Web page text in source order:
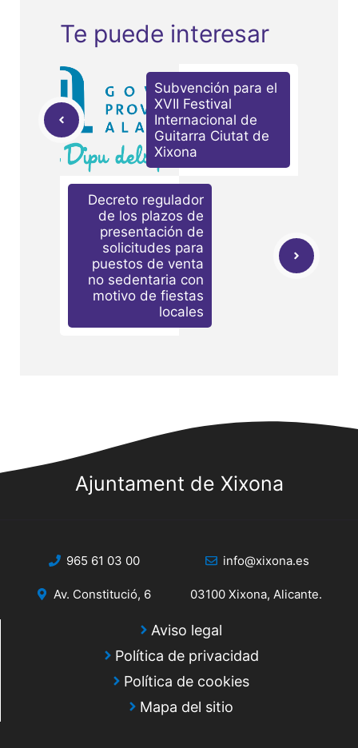
Te puede interesar
Subvención para el
XVII Festival
Internacional de
Guitarra Ciutat de
Xixona
Decreto regulador
de los plazos de
presentación de
solicitudes para
puestos de venta
no sedentaria con
motivo de fiestas
locales
Ajuntament de Xixona
965 61 03 00 info@xixona.es
Av. Constitució, 6 03100 Xixona, Alicante.
Aviso legal
Política de privacidad
Política de cookies
Mapa del sitio